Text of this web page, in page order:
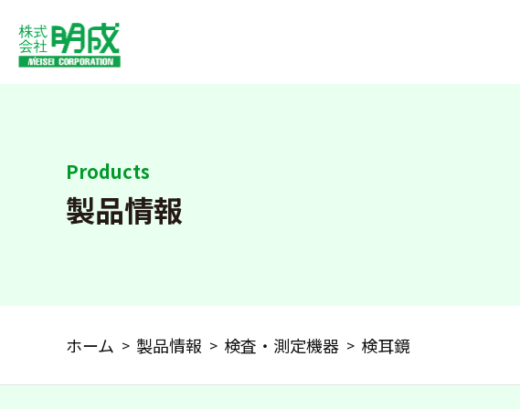
Products
製品情報
ホーム 製品情報 検査・測定機器 検耳鏡